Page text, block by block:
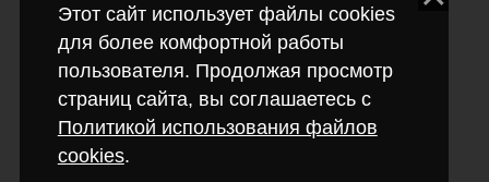
Этот сайт использует файлы cookies
для более комфортной работы
пользователя. Продолжая просмотр
страниц сайта, вы соглашаетесь с
Политикой использования файлов
cookies.